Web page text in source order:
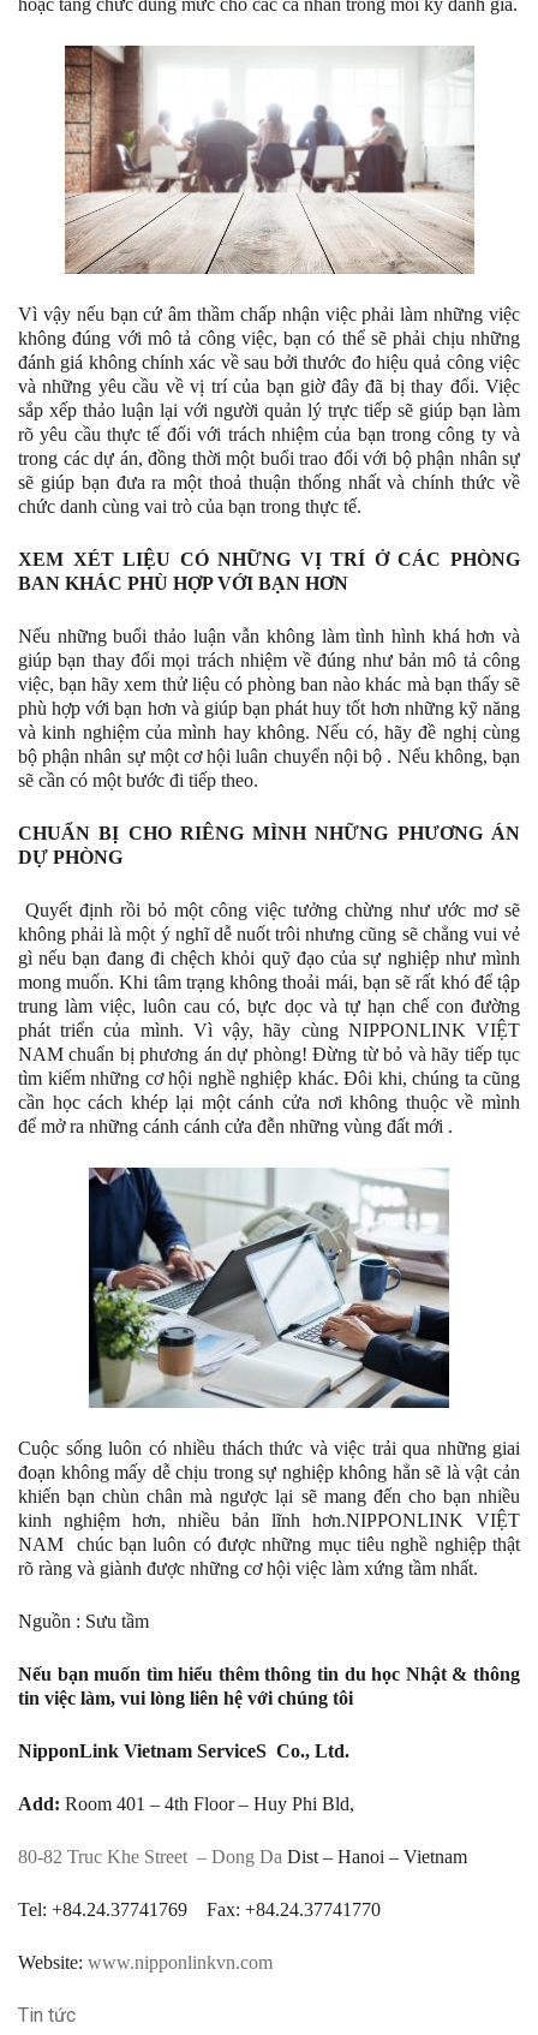
hoặc tăng chức đúng mức cho các cá nhân trong mỗi kỳ đánh giá.
Vì vậy nếu bạn cứ âm thầm chấp nhận việc phải làm những việc
không đúng với mô tả công việc, bạn có thể sẽ phải chịu những
đánh giá không chính xác về sau bởi thước đo hiệu quả công việc
và những yêu cầu về vị trí của bạn giờ đây đã bị thay đổi. Việc
sắp xếp thảo luận lại với người quản lý trực tiếp sẽ giúp bạn làm
rõ yêu cầu thực tế đối với trách nhiệm của bạn trong công ty và
trong các dự án, đồng thời một buổi trao đổi với bộ phận nhân sự
sẽ giúp bạn đưa ra một thoả thuận thống nhất và chính thức về
chức danh cùng vai trò của bạn trong thực tế.
XEM XÉT LIỆU CÓ NHỮNG VỊ TRÍ Ở CÁC PHÒNG
BAN KHÁC PHÙ HỢP VỚI BẠN HƠN
Nếu những buổi thảo luận vẫn không làm tình hình khá hơn và
giúp bạn thay đổi mọi trách nhiệm về đúng như bản mô tả công
việc, bạn hãy xem thử liệu có phòng ban nào khác mà bạn thấy sẽ
phù hợp với bạn hơn và giúp bạn phát huy tốt hơn những kỹ năng
và kinh nghiệm của mình hay không. Nếu có, hãy đề nghị cùng
bộ phận nhân sự một cơ hội luân chuyển nội bộ . Nếu không, bạn
sẽ cần có một bước đi tiếp theo.
CHUẨN BỊ CHO RIÊNG MÌNH NHỮNG PHƯƠNG ÁN
DỰ PHÒNG
Quyết định rồi bỏ một công việc tưởng chừng như ước mơ sẽ
không phải là một ý nghĩ dễ nuốt trôi nhưng cũng sẽ chẳng vui vẻ
gì nếu bạn đang đi chệch khỏi quỹ đạo của sự nghiệp như mình
mong muốn. Khi tâm trạng không thoải mái, bạn sẽ rất khó để tập
trung làm việc, luôn cau có, bực dọc và tự hạn chế con đường
phát triển của mình. Vì vậy, hãy cùng NIPPONLINK VIỆT
NAM chuẩn bị phương án dự phòng! Đừng từ bỏ và hãy tiếp tục
tìm kiếm những cơ hội nghề nghiệp khác. Đôi khi, chúng ta cũng
cần học cách khép lại một cánh cửa nơi không thuộc về mình
để mở ra những cánh cánh cửa đễn những vùng đất mới .
Cuộc sống luôn có nhiều thách thức và việc trải qua những giai
đoạn không mấy dễ chịu trong sự nghiệp không hẳn sẽ là vật cản
khiến bạn chùn chân mà ngược lại sẽ mang đến cho bạn nhiều
kinh nghiệm hơn, nhiều bản lĩnh hơn.NIPPONLINK VIỆT
NAM chúc bạn luôn có được những mục tiêu nghề nghiệp thật
rõ ràng và giành được những cơ hội việc làm xứng tầm nhất.
Nguồn : Sưu tầm
Nếu bạn muốn tìm hiểu thêm thông tin du học Nhật & thông
tin việc làm, vui lòng liên hệ với chúng tôi
NipponLink Vietnam ServiceS Co., Ltd.
Add: Room 401 – 4th Floor – Huy Phi Bld,
80-82 Truc Khe Street – Dong Da Dist – Hanoi – Vietnam
Tel: +84.24.37741769 Fax: +84.24.37741770
Website: www.nipponlinkvn.com
Tin tức